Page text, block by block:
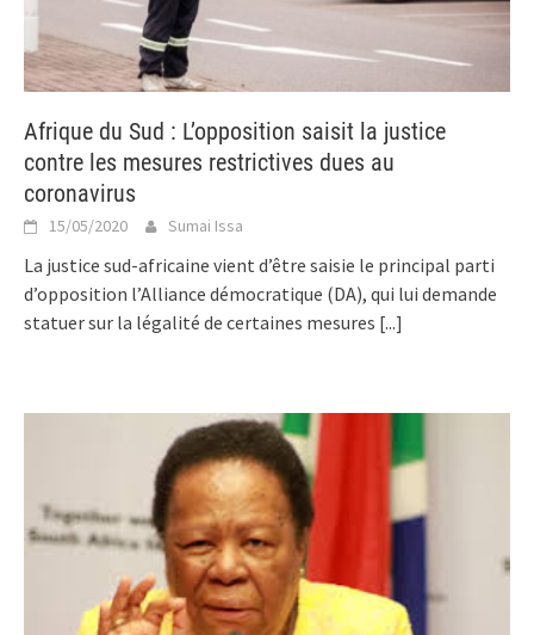
Afrique du Sud : L’opposition saisit la justice
contre les mesures restrictives dues au
coronavirus
15/05/2020 Sumai Issa
La justice sud-africaine vient d’être saisie le principal parti
d’opposition l’Alliance démocratique (DA), qui lui demande
statuer sur la légalité de certaines mesures [...]